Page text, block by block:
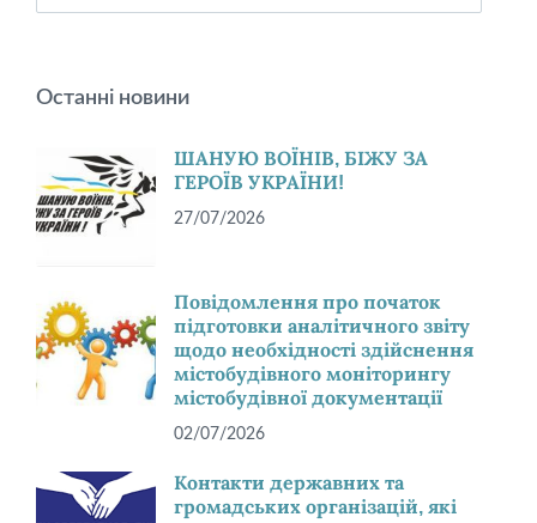
Останні новини
ШАНУЮ ВОЇНІВ, БІЖУ ЗА
ГЕРОЇВ УКРАЇНИ!
27/07/2026
Повідомлення про початок
підготовки аналітичного звіту
щодо необхідності здійснення
містобудівного моніторингу
містобудівної документації
02/07/2026
Контакти державних та
громадських організацій, які